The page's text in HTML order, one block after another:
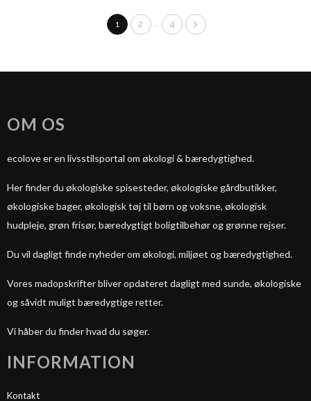
1 2 … 4
OM OS
ecolove er en livsstilsportal om økologi & bæredygtighed.
Her finder du økologiske spisesteder, økologiske gårdbutikker,
økologiske bager, økologisk tøj til børn og voksne, økologisk
hudpleje, grøn frisør, bæredygtigt boligtilbehør og grønne rejser.
Du vil dagligt finde nyheder om økologi, miljøet og bæredygtighed.
Vores madopskrifter bliver opdateret dagligt med sunde, økologiske
og såvidt muligt bæredygtige retter.
Vi håber du finder hvad du søger.
INFORMATION
Kontakt